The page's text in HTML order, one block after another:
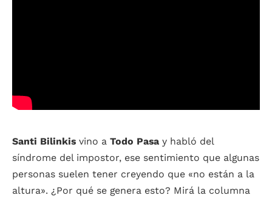
Santi Bilinkis vino a Todo Pasa y habló del
síndrome del impostor, ese sentimiento que algunas
personas suelen tener creyendo que «no están a la
altura». ¿Por qué se genera esto? Mirá la columna